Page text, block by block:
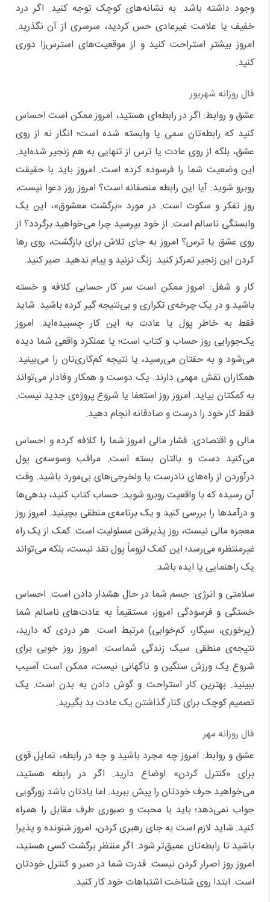
وجود داشته باشد. به نشانه‌های کوچک توجه کنید. اگر درد
خفیف یا علامت غیرعادی حس کردید، سرسری از آن نگذرید.
امروز بیشتر استراحت کنید و از موقعیت‌های استرس‌زا دوری
کنید.
فال روزانه شهریور
عشق و روابط: اگر در رابطه‌ای هستید، امروز ممکن است احساس
کنید که رابطه‌تان سمی یا وابسته شده است؛ انگار نه از روی
عشق، بلکه از روی عادت یا ترس از تنهایی به هم زنجیر شده‌اید.
این وضعیت شما را فرسوده کرده است. امروز باید با حقیقت
روبرو شوید: آیا این رابطه منصفانه است؟ امروز روز دعوا نیست،
روز تفکر و سکوت است. در مورد «برگشت معشوق»، این یک
وابستگی ناسالم است. از خود بپرسید چرا می‌خواهید برگردد؟ از
روی عشق یا ترس؟ امروز به جای تلاش برای بازگشت، روی رها
کردن این زنجیر تمرکز کنید. زنگ نزنید و پیام ندهید. صبر کنید.
کار و شغل: امروز ممکن است سر کار حسابی کلافه و خسته
باشید و در یک چرخه‌ی تکراری و بی‌نتیجه گیر کرده باشید. شاید
فقط به خاطر پول یا عادت به این کار چسبیده‌اید. امروز
یک‌جورایی روز حساب و کتاب است؛ یا عملکرد واقعی شما دیده
می‌شود و به حقتان می‌رسید، یا نتیجه کم‌کاری‌تان را می‌بینید.
همکاران نقش مهمی دارند. یک دوست و همکار وفادار می‌تواند
به کمکتان بیاید. امروز روز استعفا یا شروع پروژه‌ی جدید نیست.
فقط کار خود را درست و صادقانه انجام دهید.
مالی و اقتصادی: فشار مالی امروز شما را کلافه کرده و احساس
می‌کنید دست و بالتان بسته است. مراقب وسوسه‌ی پول
درآوردن از راه‌های نادرست یا ولخرجی‌های بی‌مورد باشید. وقت
آن رسیده که با واقعیت روبرو شوید: حساب کتاب کنید، بدهی‌ها
و درآمدها را بررسی کنید و یک برنامه‌ی منطقی بچینید. امروز روز
معجزه مالی نیست، روز پذیرفتن مسئولیت است. کمک از یک راه
غیرمنتظره می‌رسد؛ این کمک لزوماً پول نقد نیست، بلکه می‌تواند
یک راهنمایی یا ایده باشد.
سلامتی و انرژی: جسم شما در حال هشدار دادن است. احساس
خستگی و فرسودگی امروز، مستقیماً به عادت‌های ناسالم شما
(پرخوری، سیگار، کم‌خوابی) مرتبط است. هر دردی که دارید،
نتیجه‌ی منطقی سبک زندگی شماست. امروز روز خوبی برای
شروع یک ورزش سنگین و ناگهانی نیست، ممکن است آسیب
ببینید. بهترین کار استراحت و گوش دادن به بدن است. یک
تصمیم کوچک برای کنار گذاشتن یک عادت بد بگیرید.
فال روزانه مهر
عشق و روابط: امروز چه مجرد باشید و چه در رابطه، تمایل قوی
برای «کنترل کردن» اوضاع دارید. اگر در رابطه هستید،
می‌خواهید حرف خودتان را پیش ببرید. اما یادتان باشد زورگویی
جواب نمی‌دهد؛ باید با محبت و صبوری طرف مقابل را همراه
کنید. شاید لازم است به جای رهبری کردن، امروز شنونده و پذیرا
باشید تا رابطه‌تان عمیق‌تر شود. اگر منتظر برگشت کسی هستید،
امروز روز اصرار کردن نیست. قدرت شما در صبر و کنترل خودتان
است. ابتدا روی شناخت اشتباهات خود کار کنید.